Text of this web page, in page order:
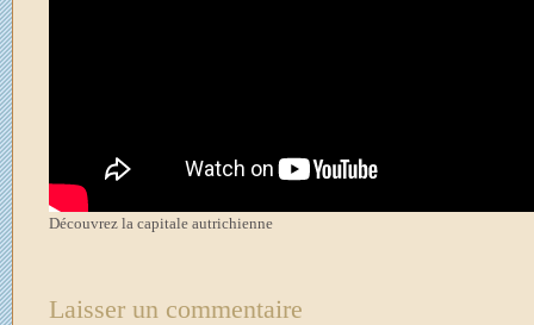
Découvrez la capitale autrichienne
Laisser un commentaire